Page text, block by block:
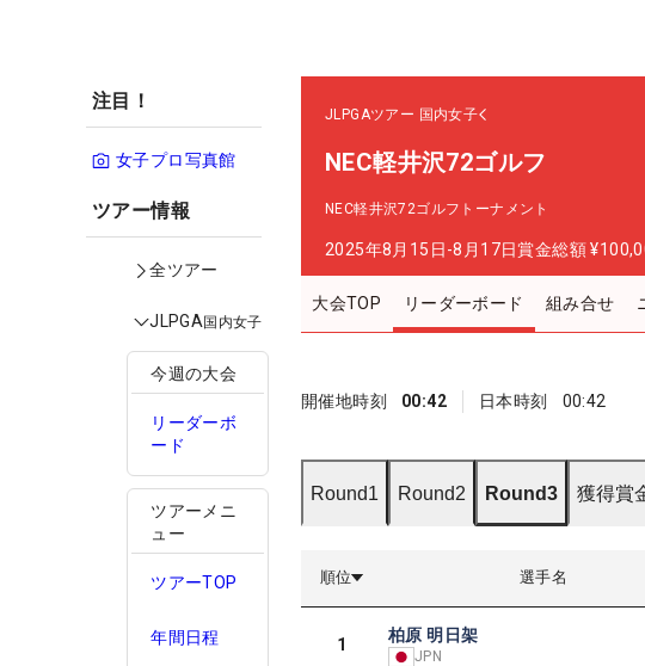
注目！
女子プロ写真館
ツアー情報
全ツアー
JLPGA国内女子
今週の大会
リーダーボ
ード
ツアーメニ
ュー
ツアーTOP
年間日程
JLPGAツアー 国内女子
NEC軽井沢72ゴルフ
NEC軽井沢72ゴルフトーナメント
2025年8月15日-8月17日賞金総額
大会TOP リーダーボード 組み合せ
開催地時刻 00:42 日本時刻 00:42
Round1 Round2 Round3 獲得賞
順位 選手名
1 柏原 明日架
JPN